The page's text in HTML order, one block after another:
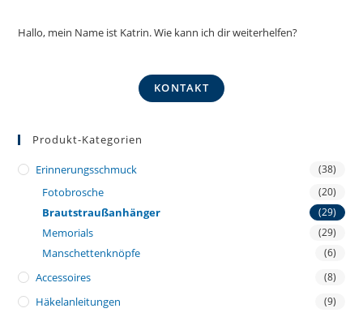
Hallo, mein Name ist Katrin. Wie kann ich dir weiterhelfen?
KONTAKT
Produkt-Kategorien
Erinnerungsschmuck (38)
Fotobrosche (20)
Brautstraußanhänger (29)
Memorials (29)
Manschettenknöpfe (6)
Accessoires (8)
Häkelanleitungen (9)